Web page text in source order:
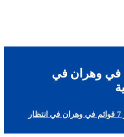
7 قوائم في وهران في
تكهّنات بفوز 7 قوائم في وهران في انتظار